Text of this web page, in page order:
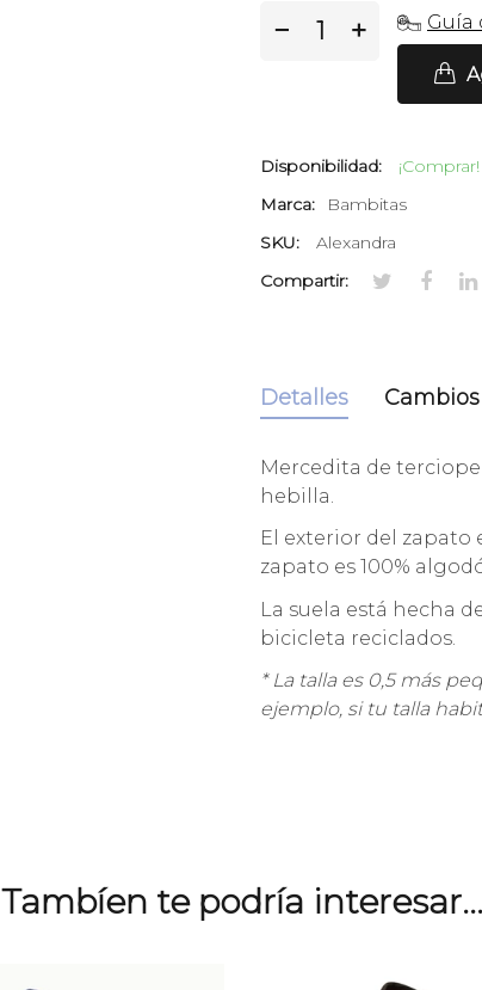
− + Guía
Disponibilidad:
¡Comprar!
Marca:
Bambitas
SKU:
Alexandra
Compartir:
Detalles
Mercedita de
hebilla.
El exterior del zapato
zapato es 100%
La suela está hecha
bicicleta reciclados.
* La talla es 0,5 más
ejemplo, si tu talla
Tambíen te podría interesar...